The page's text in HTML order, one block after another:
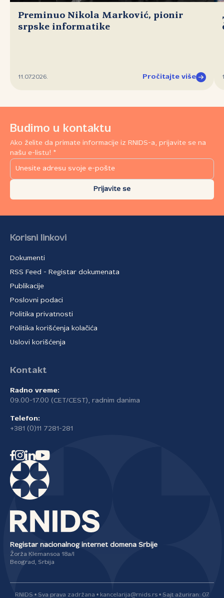
Preminuo Nikola Marković, pionir
srpske informatike
11.07.2026. Pročitajte više
Budimo u kontaktu
Ako želite da primate informacije iz RNIDS-a, prijavite se na
našu e-listu! *
Prijavite se
Korisni linkovi
Dokumenti
RSS Feed - Registar dokumenata
Publikacije
Poslovni podaci
Politika privatnosti
Politika korišćenja kolačića
Uslovi korišćenja
Kontakt
Radno vreme:
09.00-17.00 (CET/CEST), radnim danima
Telefon:
+381 (0)11 7281-281
Registar nacionalnog internet domena Srbije
Žorža Klemansoa 18a/I
Beograd, Srbija
RNIDS • Sva prava zadržana • kancelarija@rnids.rs • Sajt ažuriran: 07.